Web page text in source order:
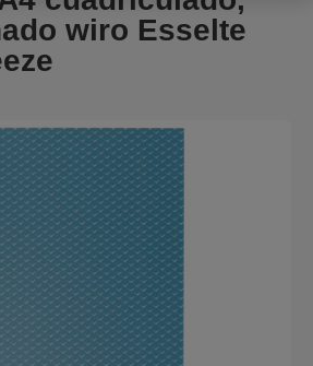
wiro Esselte